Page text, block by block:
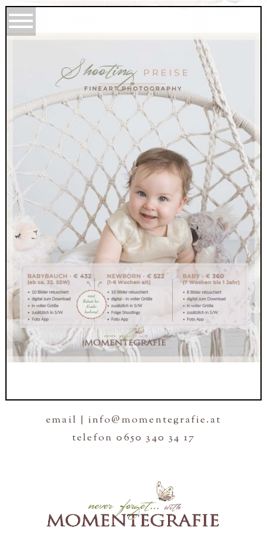
email | info@momentegrafie.at
telefon 0650 340 34 17